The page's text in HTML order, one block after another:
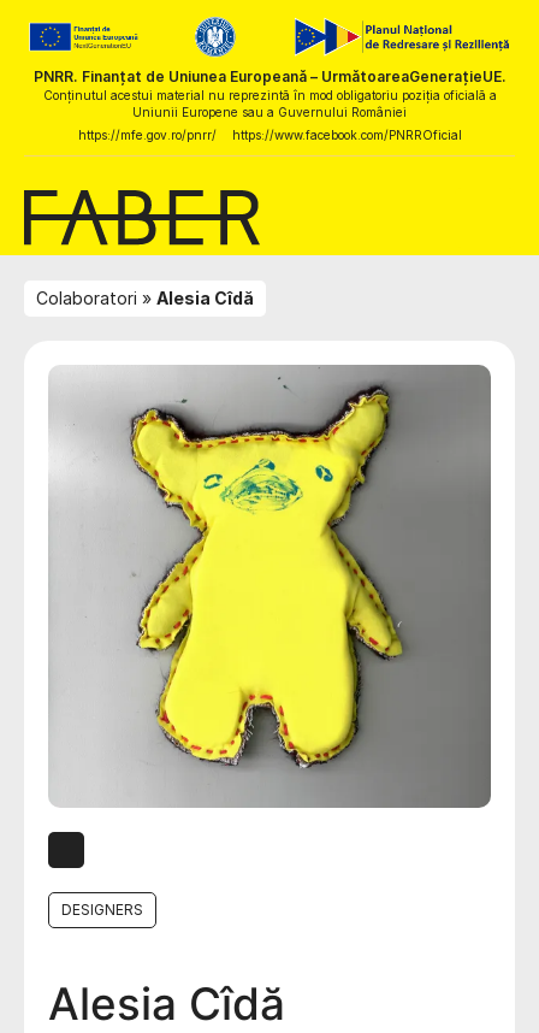
PNRR. Finanțat de Uniunea Europeană – UrmătoareaGenerațieUE.
Conținutul acestui material nu reprezintă în mod obligatoriu poziția oficială a
Uniunii Europene sau a Guvernului României
https://mfe.gov.ro/pnrr/
https://www.facebook.com/PNRROficial
Colaboratori Alesia Cîdă
DESIGNERS
Alesia Cîdă